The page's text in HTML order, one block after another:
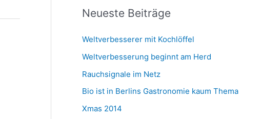
h
n
n
a
c
h
Neueste Beiträge
Weltverbesserer mit Kochlöffel
Weltverbesserung beginnt am Herd
Rauchsignale im Netz
Bio ist in Berlins Gastronomie kaum Thema
Xmas 2014